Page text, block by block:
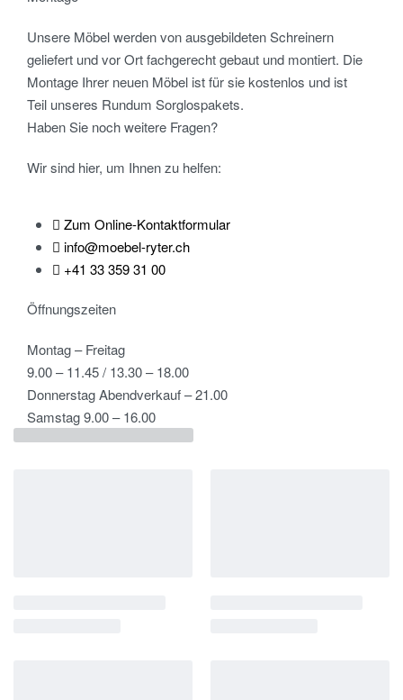
Unsere Möbel werden von ausgebildeten Schreinern
geliefert und vor Ort fachgerecht gebaut und montiert. Die
Montage Ihrer neuen Möbel ist für sie kostenlos und ist
Teil unseres Rundum Sorglospakets.
Haben Sie noch weitere Fragen?
Wir sind hier, um Ihnen zu helfen:
Zum Online-Kontaktformular
info@moebel-ryter.ch
+41 33 359 31 00
Öffnungszeiten
Montag – Freitag
9.00 – 11.45 / 13.30 – 18.00
Donnerstag Abendverkauf – 21.00
Samstag 9.00 – 16.00